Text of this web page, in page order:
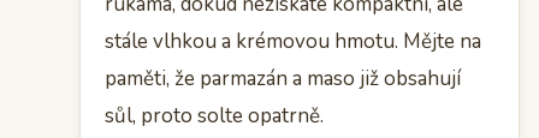
stále vlhkou a krémovou hmotu. Mějte na
paměti, že parmazán a maso již obsahují
sůl, proto solte opatrně.